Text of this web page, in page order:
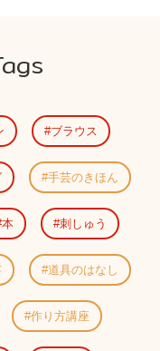
ブラウス
手芸のきほん
本 刺しゅう
道具のはなし
作り方講座